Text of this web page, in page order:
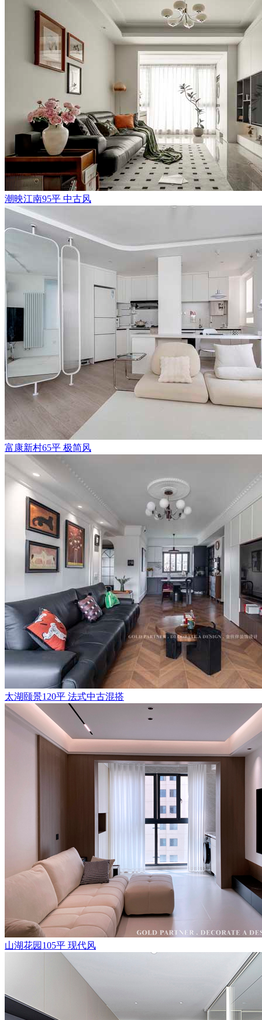
潮映江南95平 中古风
富康新村65平 极简风
太湖颐景120平 法式中古混搭
山湖花园105平 现代风